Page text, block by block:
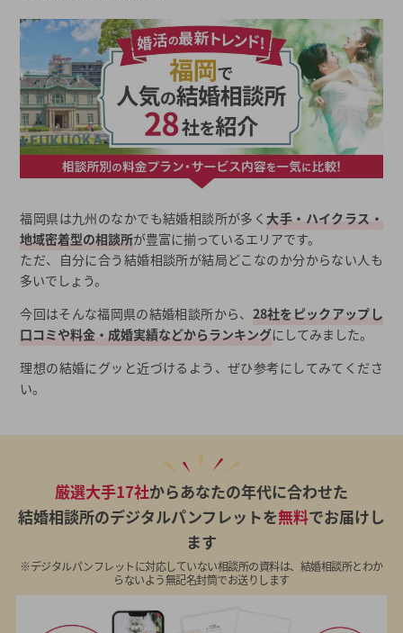
福岡県は九州のなかでも結婚相談所が多く大手・ハイクラス・
地域密着型の相談所が豊富に揃っているエリアです。
ただ、自分に合う結婚相談所が結局どこなのか分からない人も
多いでしょう。
今回はそんな福岡県の結婚相談所から、 28社をピックアップし
口コミや料金・成婚実績などからランキングにしてみました。
理想の結婚にグッと近づけるよう、ぜひ参考にしてみてくださ
い。
厳選大手17社からあなたの年代に合わせた
結婚相談所のデジタルパンフレットを無料でお届けし
ます
※デジタルパンフレットに対応していない相談所の資料は、結婚相談所とわか
らないよう無記名封筒でお送りします